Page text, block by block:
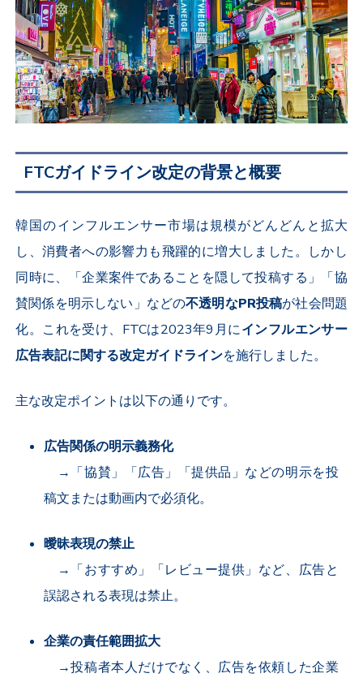
FTCガイドライン改定の背景と概要
韓国のインフルエンサー市場は規模がどんどんと拡大
し、消費者への影響力も飛躍的に増大しました。しかし
同時に、「企業案件であることを隠して投稿する」「協
賛関係を明示しない」などの不透明なPR投稿が社会問題
化。これを受け、 FTCは2023年9月にインフルエンサー
広告表記に関する改定ガイドラインを施行しました。
主な改定ポイントは以下の通りです。
広告関係の明示義務化
→ 「協賛」「広告」「提供品」などの明示を投
稿文または動画内で必須化。
曖昧表現の禁止
→ 「おすすめ」「レビュー提供」など、広告と
誤認される表現は禁止。
企業の責任範囲拡大
→投稿者本人だけでなく、広告を依頼した企業